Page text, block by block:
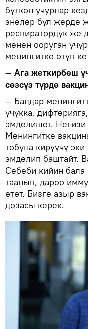
бүткөн учурлар
энелер бул жерде
респиратордук же
менен ооруган
менингитке өтүп
— Ага жеткирбеш
сөзсүз түрдө
— Балдар
учукка,
эмделишет.
Менингитке
тобуна кирүүчү
эмделип баштайт.
Себеби кийин бала
таанып, дароо
өтөт. Бизге азыр
дозасы керек.